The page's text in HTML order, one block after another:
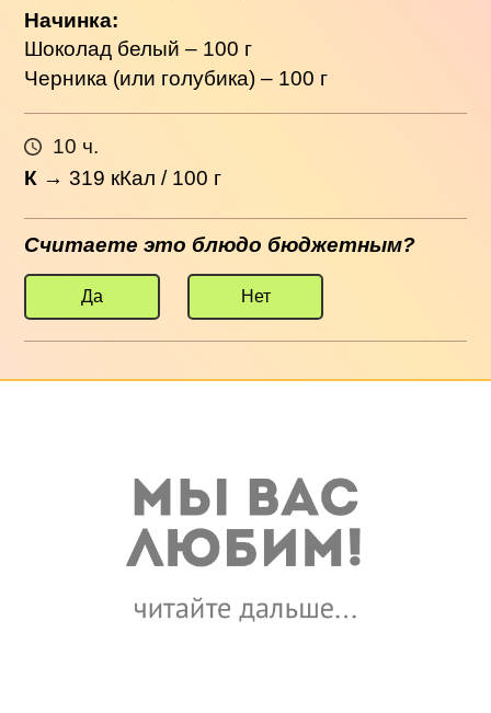
Начинка:
Шоколад белый – 100 г
Черника (или голубика) – 100 г
10 ч.
К →319 кКал / 100 г
Считаете это блюдо бюджетным?
Да Нет